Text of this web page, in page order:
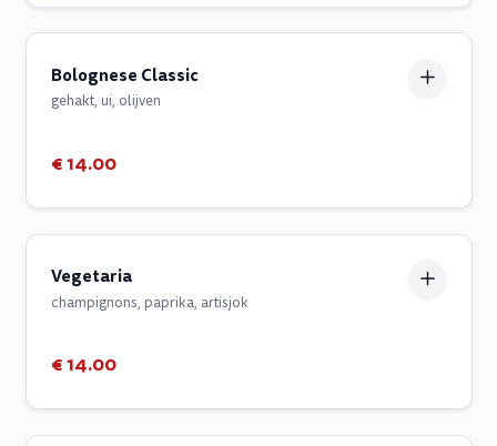
Bolognese Classic
gehakt, ui, olijven
€ 14.00
Vegetaria
champignons, paprika, artisjok
€ 14.00